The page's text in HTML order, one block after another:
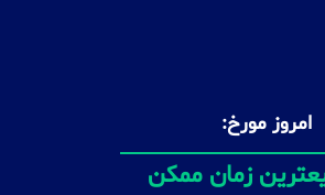
امروز مورخ:
انواع ویزا